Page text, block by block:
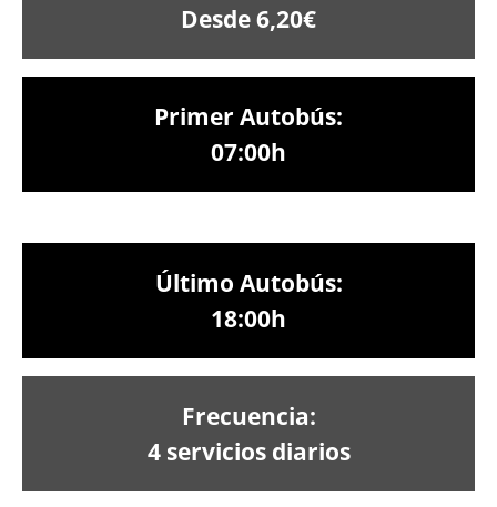
Desde 6,20€
Primer Autobús:
07:00h
Último Autobús:
18:00h
Frecuencia:
4 servicios diarios